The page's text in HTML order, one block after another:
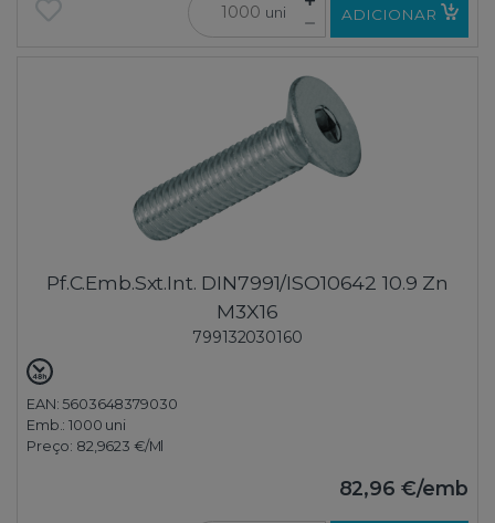
uni ADICIONAR
Pf.C.Emb.Sxt.Int. DIN7991/ISO10642 10.9 Zn
M3X16
799132030160
EAN: 5603648379030
Emb.:1000 uni
Preço: 82,9623 €/Ml
82,96 €/emb